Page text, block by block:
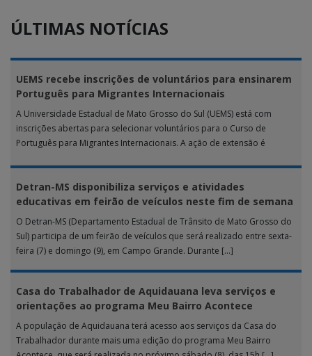
ÚLTIMAS NOTÍCIAS
UEMS recebe inscrições de voluntários para ensinarem
Português para Migrantes Internacionais
A Universidade Estadual de Mato Grosso do Sul (UEMS) está com
inscrições abertas para selecionar voluntários para o Curso de
Português para Migrantes Internacionais. A ação de extensão é
Detran-MS disponibiliza serviços e atividades
educativas em feirão de veículos neste fim de semana
O Detran-MS (Departamento Estadual de Trânsito de Mato Grosso do
Sul) participa de um feirão de veículos que será realizado entre sexta-
feira (7) e domingo (9), em Campo Grande. Durante […]
Casa do Trabalhador de Aquidauana leva serviços e
orientações ao programa Meu Bairro Acontece
A população de Aquidauana terá acesso aos serviços da Casa do
Trabalhador durante mais uma edição do programa Meu Bairro